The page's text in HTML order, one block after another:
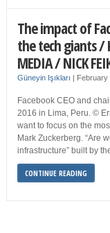
The impact of
the tech giants /
MEDIA / NICK
Güneyin Işıkları | February
Facebook CEO and
2016 in Lima, Peru. ©
want to focus on the
Mark Zuckerberg. “Are
infrastructure” built by
CONTINUE READING